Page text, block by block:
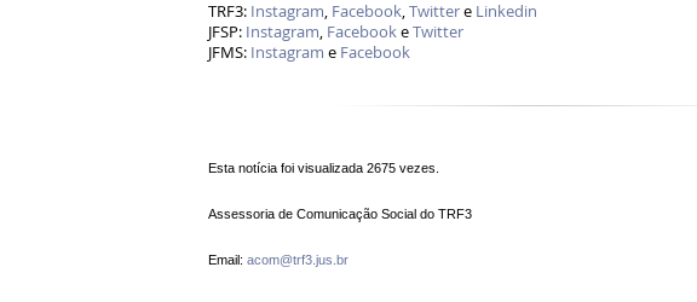
TRF3: Instagram, Facebook,Twittere Linkedin
JFSP: Instagram, FacebookeTwitter
JFMS: Instagram e Facebook
Esta notícia foi visualizada 2675 vezes.
Assessoria de Comunicação Social do TRF3
Email: acom@trf3.jus.br